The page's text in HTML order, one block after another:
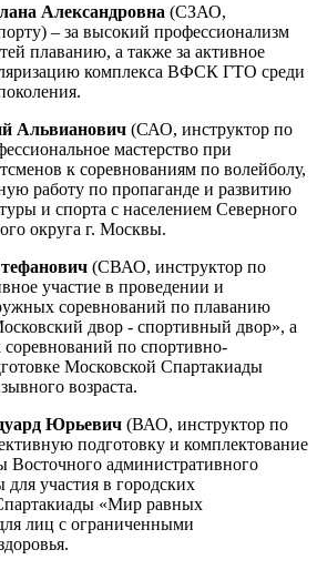
Александровна (СЗАО,
– за высокий профессионализм
плаванию, а также за активное
комплекса ВФСК ГТО среди
Альвианович (САО, инструктор по
мастерство при
к соревнованиям по волейболу,
работу по пропаганде и развитию
и спорта с населением Северного
округа г. Москвы.
(СВАО, инструктор по
участие в проведении и
соревнований по плаванию
двор - спортивный двор», а
по спортивно-
Московской Спартакиады
возраста.
Юрьевич (ВАО, инструктор по
подготовку и комплектование
Восточного административного
участия в городских
«Мир равных
лиц с ограниченными